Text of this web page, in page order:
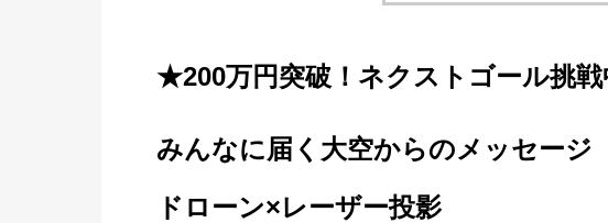
★200万円突破！ネクストゴール挑
みんなに届く大空からのメッセージ
ドローン×レーザー投影